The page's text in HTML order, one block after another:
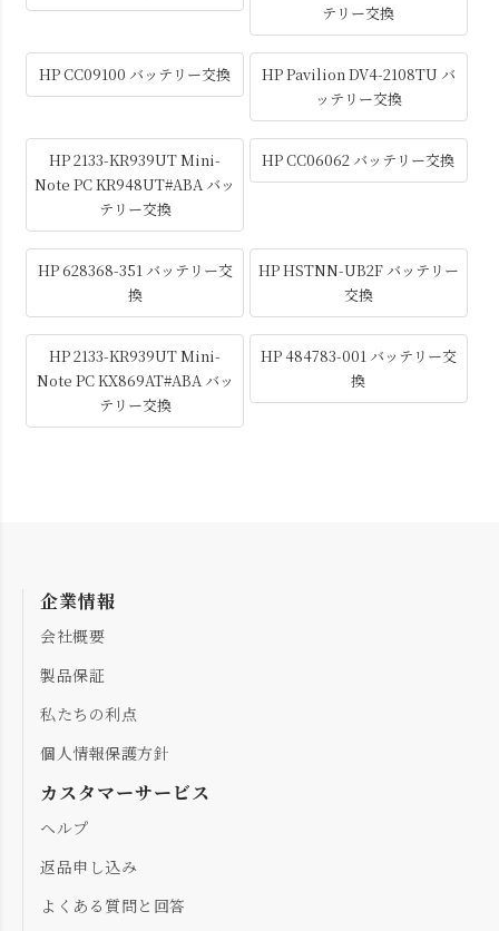
テリー交換
HP CC09100 バッテリー交換
HP Pavilion DV4-2108TU バ
ッテリー交換
HP 2133-KR939UT Mini-
Note PC KR948UT#ABA バッ
テリー交換
HP CC06062 バッテリー交換
HP 628368-351 バッテリー交
換
HP HSTNN-UB2F バッテリー
交換
HP 2133-KR939UT Mini-
Note PC KX869AT#ABA バッ
テリー交換
HP 484783-001 バッテリー交
換
企業情報
会社概要
製品保証
私たちの利点
個人情報保護方針
カスタマーサービス
ヘルプ
返品申し込み
よくある質問と回答